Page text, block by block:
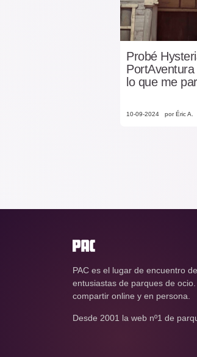
Probé
lo que me
10-09-2024 por Éric A.
PAC es el lugar de encuentro
entusiastas de parques de
compartir online y en persona.
Desde 2001 la web nº1 de